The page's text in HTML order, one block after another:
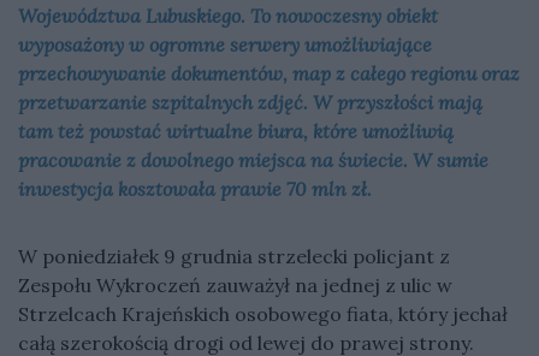
Województwa Lubuskiego. To nowoczesny obiekt
wyposażony w ogromne serwery umożliwiające
przechowywanie dokumentów, map z całego regionu oraz
przetwarzanie szpitalnych zdjęć. W przyszłości mają
tam też powstać wirtualne biura, które umożliwią
pracowanie z dowolnego miejsca na świecie. W sumie
inwestycja kosztowała prawie 70 mln zł.
W poniedziałek 9 grudnia strzelecki policjant z
Zespołu Wykroczeń zauważył na jednej z ulic w
Strzelcach Krajeńskich osobowego fiata, który jechał
całą szerokością drogi od lewej do prawej strony.